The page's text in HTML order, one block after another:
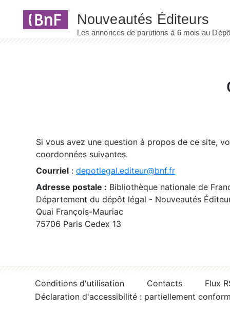
Si vous avez une question à propos de ce site,
coordonnées suivantes.
Courriel : depotlegal.editeur@bnf.fr
Adresse postale : Bibliothèque nationale de
Département du dépôt légal - Nouveautés
Quai François-Mauriac
75706 Paris Cedex 13
Conditions d'utilisation Contacts
Flux
Déclaration d'accessibilité : partiellement